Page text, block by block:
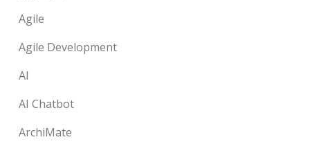
Agile
Agile Development
AI
AI Chatbot
ArchiMate